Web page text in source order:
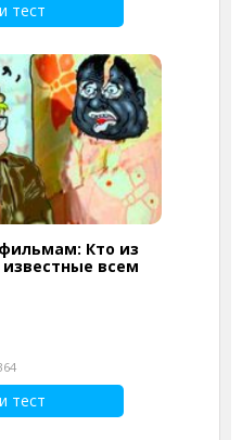
тест
Кто из
известные всем
тест